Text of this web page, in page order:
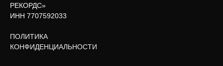
РЕКОРДС»
ИНН 7707592033
ПОЛИТИКА
КОНФИДЕНЦИАЛЬНОСТИ